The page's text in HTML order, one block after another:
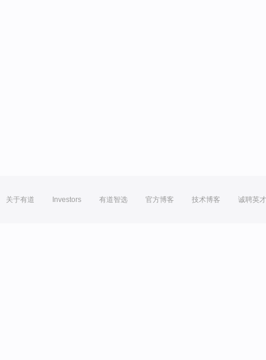
关于有道 Investors 有道智选 官方博客 技术博客 诚聘英才